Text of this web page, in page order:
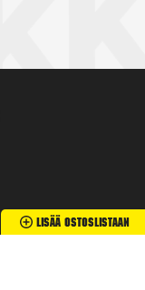
Lisää Ostoslistaan